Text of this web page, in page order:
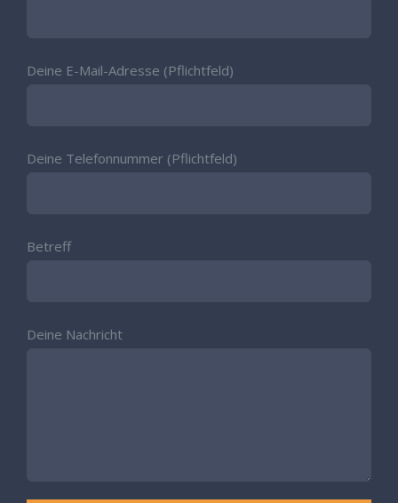
Deine E-Mail-Adresse (Pflichtfeld)
Deine Telefonnummer (Pflichtfeld)
Betreff
Deine Nachricht